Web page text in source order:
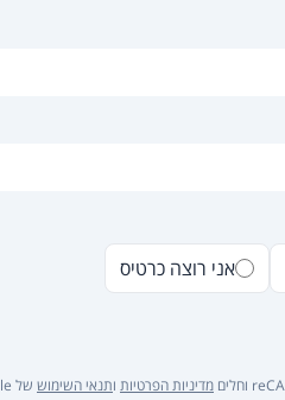
אני רוצה כרטיס
מדיניות הפרטיות ותנאי השימוש של Google. לחיצה על כפתור "שליחה" מהווה הסכמה ל